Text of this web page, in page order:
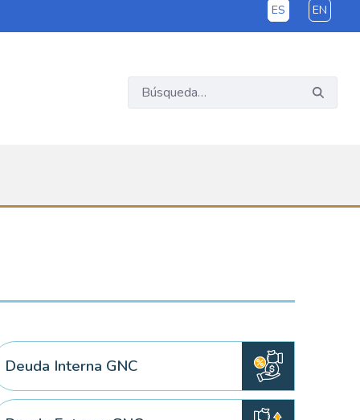
ES EN
Deuda Interna GNC